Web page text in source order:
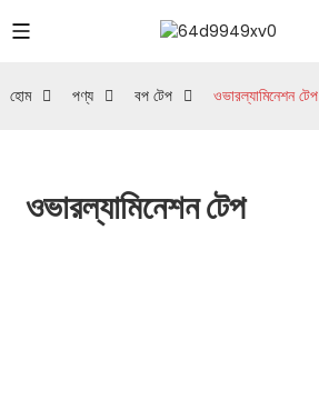
হোম পণ্য বপ টেপ ওভারল্যামিনেশন টেপ
ওভারল্যামিনেশন টেপ